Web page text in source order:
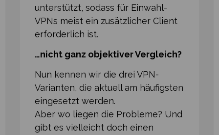
unterstützt, sodass für Einwahl-
VPNs meist ein zusätzlicher Client
erforderlich ist.
…nicht ganz objektiver Vergleich?
Nun kennen wir die drei VPN-
Varianten, die aktuell am häufigsten
eingesetzt werden.
Aber wo liegen die Probleme? Und
gibt es vielleicht doch einen